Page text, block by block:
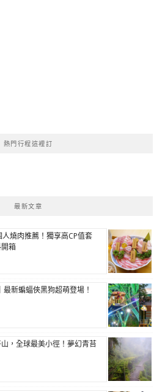
熱門行程這裡訂
最新文章
人燒肉推薦！獨享高CP值套
箱
新蝙蝠俠黑狗超萌登場！
山，全球最美小徑！夢幻青苔